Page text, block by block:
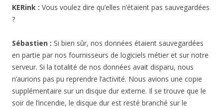
KERink : Vous voulez dire qu’elles n’étaient pas sauvegardées
?
Sébastien : Si bien sûr, nos données étaient sauvegardées
en partie par nos fournisseurs de logiciels métier et sur notre
serveur. Si la totalité de nos données avait disparu, nous
n’aurions pas pu reprendre l’activité. Nous avions une copie
supplémentaire sur un disque dur externe. Il se trouve que le
soir de l’incendie, le disque dur est resté branché sur le